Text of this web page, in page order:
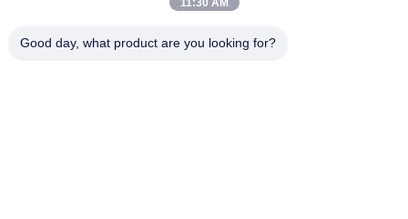
008613580404923
11:30 AM
Good day, what product are you looking for?